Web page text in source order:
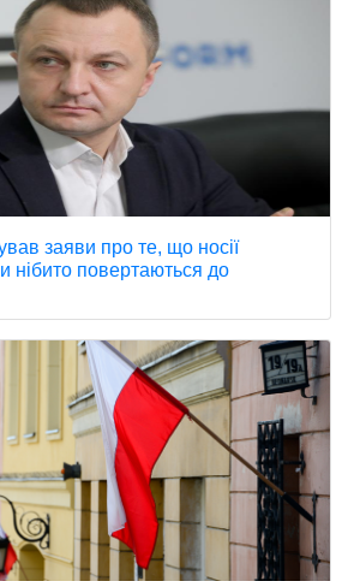
заяви про те, що носії
нібито повертаються до